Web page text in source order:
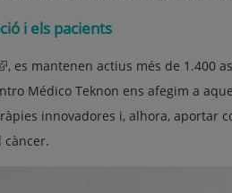
i els pacients
, es mantenen actius més de 1.400
Médico Teknon ens afegim a
innovadores i, alhora,